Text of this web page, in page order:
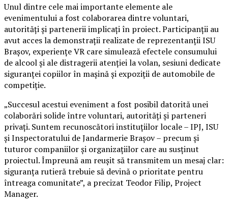
Unul dintre cele mai importante elemente ale
evenimentului a fost colaborarea dintre voluntari,
autorități și partenerii implicați în proiect. Participanții au
avut acces la demonstrații realizate de reprezentanții ISU
Brașov, experiențe VR care simulează efectele consumului
de alcool și ale distragerii atenției la volan, sesiuni dedicate
siguranței copiilor în mașină și expoziții de automobile de
competiție.
„Succesul acestui eveniment a fost posibil datorită unei
colaborări solide între voluntari, autorități și parteneri
privați. Suntem recunoscători instituțiilor locale – IPJ, ISU
și Inspectoratului de Jandarmerie Brașov – precum și
tuturor companiilor și organizațiilor care au susținut
proiectul. Împreună am reușit să transmitem un mesaj clar:
siguranța rutieră trebuie să devină o prioritate pentru
întreaga comunitate”, a precizat Teodor Filip, Project
Manager.